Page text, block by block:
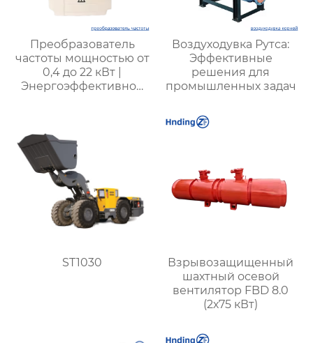
Преобразователь
частоты мощностью от
0,4 до 22 кВт |
Энергоэффективное
Воздуходувка Рутса:
Эффективные
решения для
промышленных задач
ST1030
Взрывозащищенный
шахтный осевой
вентилятор FBD 8.0
(2х75 кВт)